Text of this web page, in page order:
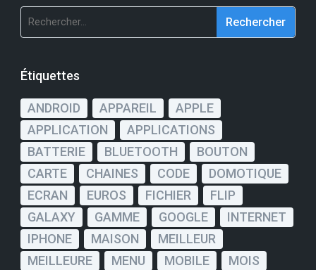
Rechercher :
Étiquettes
ANDROID APPAREIL
APPLE
APPLICATION
APPLICATIONS
BATTERIE
BLUETOOTH
BOUTON
CARTE
CHAINES CODE
DOMOTIQUE
ECRAN
EUROS FICHIER
FLIP
GALAXY
GAMME GOOGLE
INTERNET
IPHONE
MAISON
MEILLEUR
MEILLEURE
MENU MOBILE
MOIS